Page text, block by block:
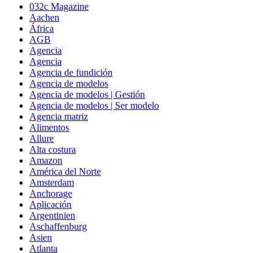
032c Magazine
Aachen
África
AGB
Agencia
Agencia
Agencia de fundición
Agencia de modelos
Agencia de modelos | Gestión
Agencia de modelos | Ser modelo
Agencia matriz
Alimentos
Allure
Alta costura
Amazon
América del Norte
Amsterdam
Anchorage
Aplicación
Argentinien
Aschaffenburg
Asien
Atlanta